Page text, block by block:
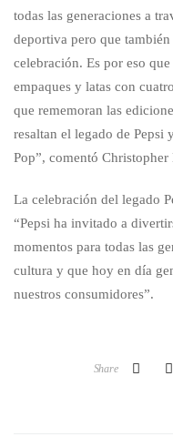
todas las generaciones a
deportiva pero que
celebración. Es por eso
empaques y latas con
que rememoran las
resaltan el legado de Pepsi
Pop”, comentó Christopher
La celebración del legado
“Pepsi ha invitado a
momentos para todas las
cultura y que hoy en día
nuestros consumidores”.
Share